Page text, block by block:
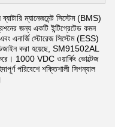
ম্যানেজমেন্ট সিস্টেম (BMS)
জন্য একটি ইন্টিগ্রেটেড কমন
এনার্জি স্টোরেজ সিস্টেম (ESS)
করা হয়েছে, SM91502AL
1000 VDC ওয়ার্কিং ভোল্টেজ
পরিবেশে শক্তিশালী সিগন্যাল